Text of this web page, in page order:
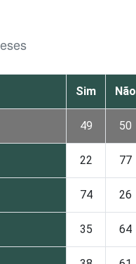
Sim Não
49 50
22 77
74 26
35 64